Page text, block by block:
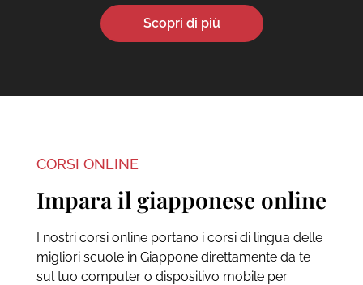
Scopri di più
CORSI ONLINE
Impara il giapponese online
I nostri corsi online portano i corsi di lingua delle
migliori scuole in Giappone direttamente da te
sul tuo computer o dispositivo mobile per